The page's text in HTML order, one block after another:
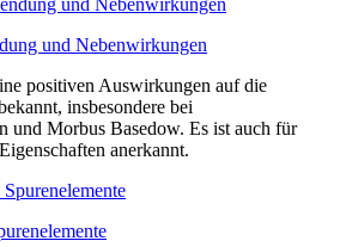
und Nebenwirkungen
positiven Auswirkungen auf die
insbesondere bei
und Morbus Basedow. Es ist auch für
anerkannt.